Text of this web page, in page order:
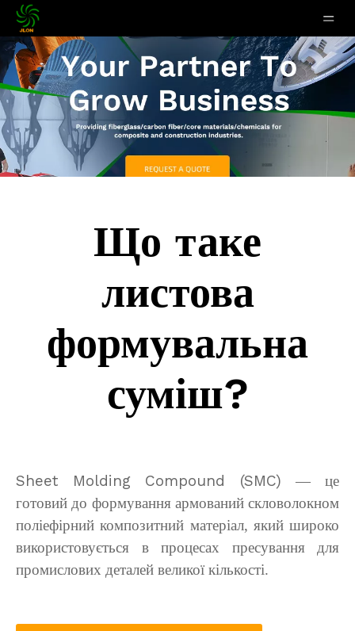
Що таке
листова
формувальна
суміш?
Sheet Molding Compound (SMC)— це
готовий до формування армований скловолокном
поліефірний композитний матеріал, який широко
використовується в процесах пресування для
промислових деталей великої кількості.